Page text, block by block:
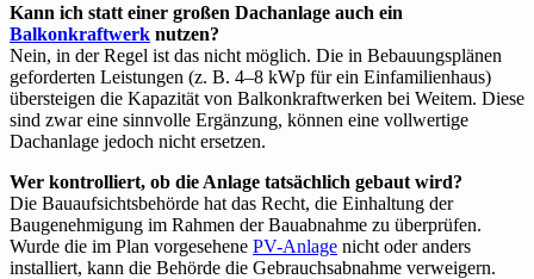
Kann ich statt einer großen Dachanlage auch ein
Balkonkraftwerk nutzen?
Nein, in der Regel ist das nicht möglich. Die in Bebauungsplänen
geforderten Leistungen (z. B. 4–8 kWp für ein Einfamilienhaus)
übersteigen die Kapazität von Balkonkraftwerken bei Weitem. Diese
sind zwar eine sinnvolle Ergänzung, können eine vollwertige
Dachanlage jedoch nicht ersetzen.
Wer kontrolliert, ob die Anlage tatsächlich gebaut wird?
Die Bauaufsichtsbehörde hat das Recht, die Einhaltung der
Baugenehmigung im Rahmen der Bauabnahme zu überprüfen.
Wurde die im Plan vorgesehene PV-Anlage nicht oder anders
installiert, kann die Behörde die Gebrauchsabnahme verweigern.